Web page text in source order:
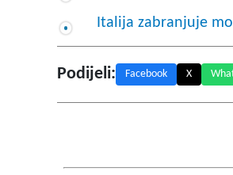
Italija zabranjuje
Podijeli: Facebook X